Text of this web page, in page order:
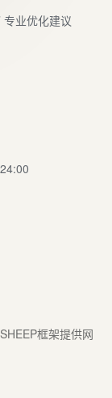
业优化建议
框架提供网